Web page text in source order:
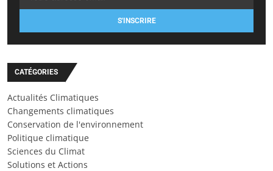
S'INSCRIRE
CATÉGORIES
Actualités Climatiques
Changements climatiques
Conservation de l'environnement
Politique climatique
Sciences du Climat
Solutions et Actions